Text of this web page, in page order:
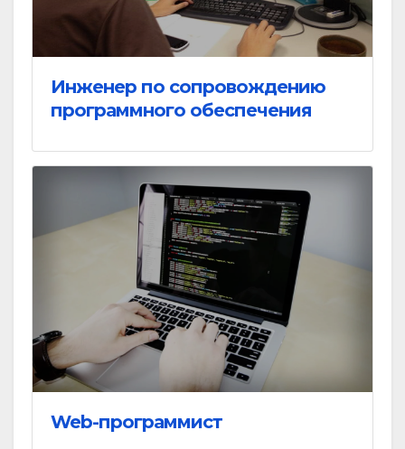
Инженер по сопровождению
программного обеспечения
Web-программист